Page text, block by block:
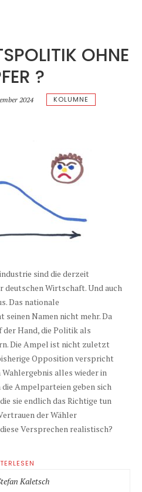
OHNE
?
2024 KOLUMNE
sind die derzeit
Wirtschaft. Und auch
Das nationale
Namen nicht mehr. Da
der Hand, die Politik als
Die Ampel ist nicht zuletzt
Opposition verspricht
alles wieder in
Ampelparteien geben sich
sie endlich das Richtige tun
der Wähler
Versprechen realistisch?
Kaletsch